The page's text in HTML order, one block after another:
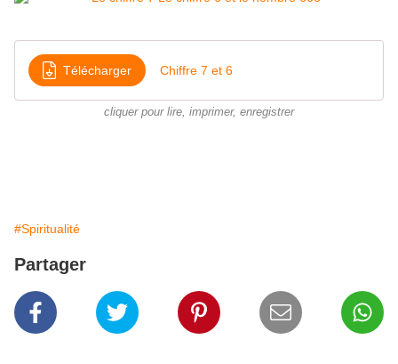
Télécharger Chiffre 7 et 6
cliquer pour lire, imprimer, enregistrer
#Spiritualité
Partager